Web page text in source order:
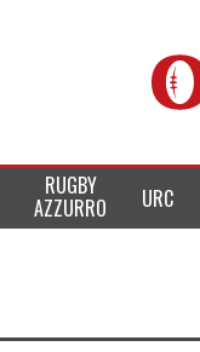
RUGBY
AZZURRO URC